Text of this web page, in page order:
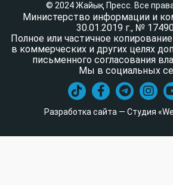
© 2024 Жайық Пресс. Все
Министерство информации и
30.01.2019 г., №
Полное или частичное
в коммерческих и других целях
письменного согласования
Мы в социальных
Разработка сайта — Студия